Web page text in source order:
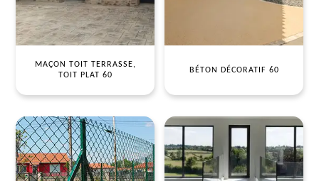
MAÇON TOIT TERRASSE,
TOIT PLAT 60
BÉTON DÉCORATIF 60